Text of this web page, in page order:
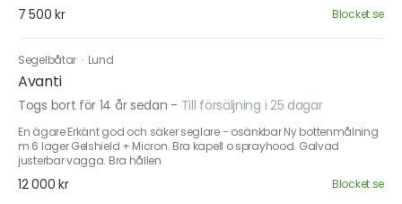
7 500 kr Blocket.se
Segelbåtar · Lund
Avanti
Togs bort för 14 år sedan - Till försäljning i 25 dagar
En ägare Erkänt god och säker seglare - osänkbar Ny bottenmålning
m 6 lager Gelshield + Micron. Bra kapell o sprayhood. Galvad
justerbar vagga. Bra hållen
12 000 kr Blocket.se